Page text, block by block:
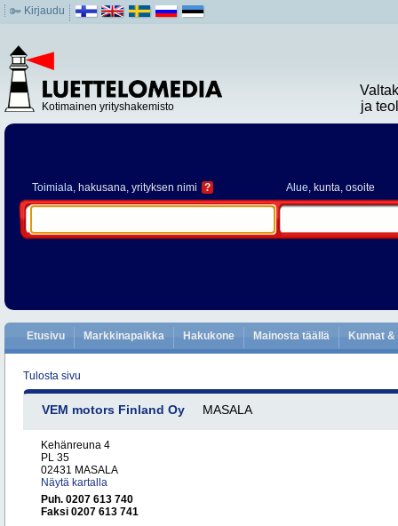
Kirjaudu
Kotimainen yrityshakemisto
ja
Toimiala, hakusana, yrityksen nimi ? Alue, kunta, osoite
Etusivu Markkinapaikka Hakukone Mainosta täällä Kunnat
Tulosta sivu
VEM motors Finland Oy MASALA
Kehänreuna 4
PL 35
02431 MASALA
Näytä kartalla
Puh. 0207 613 740
Faksi 0207 613 741